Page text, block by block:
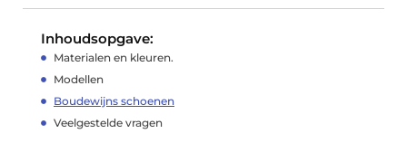
Inhoudsopgave:
Materialen en kleuren.
Modellen
Boudewijns schoenen
Veelgestelde vragen